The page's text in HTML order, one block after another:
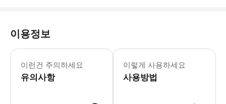
이용정보
이런건 주의하세요
유의사항
- 사용 유의사항 * 연결 문제가 발생
이렇게 사용하세요
사용방법